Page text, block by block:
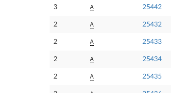
3 A 25442
2 A 25432
2 A 25433
2 A 25434
2 A 25435